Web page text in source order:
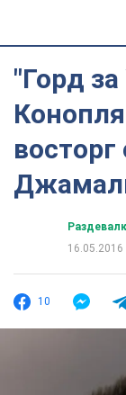
"Горд
16.05.2016
10